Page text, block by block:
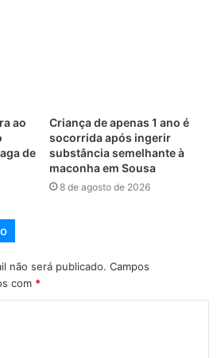
ao
de
Criança de apenas 1 ano é
socorrida após ingerir
substância semelhante à
maconha em Sousa
8 de agosto de 2026
não será publicado. Campos
com *